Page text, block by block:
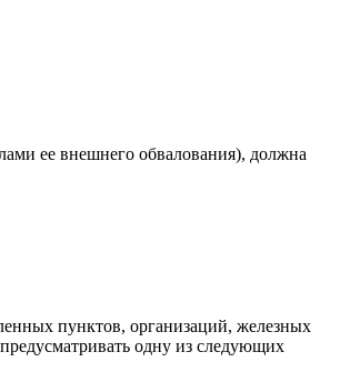
ее внешнего обвалования), должна
пунктов, организаций, железных
одну из следующих